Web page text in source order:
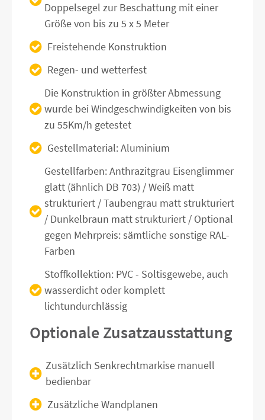
Doppelsegel zur Beschattung mit einer
Größe von bis zu 5 x 5 Meter
Freistehende Konstruktion
Regen- und wetterfest
Die Konstruktion in größter Abmessung
wurde bei Windgeschwindigkeiten von bis
zu 55Km/h getestet
Gestellmaterial: Aluminium
Gestellfarben: Anthrazitgrau Eisenglimmer
glatt (ähnlich DB 703) / Weiß matt
strukturiert / Taubengrau matt strukturiert
/ Dunkelbraun matt strukturiert / Optional
gegen Mehrpreis: sämtliche sonstige RAL-
Farben
Stoffkollektion: PVC - Soltisgewebe, auch
wasserdicht oder komplett
lichtundurchlässig
Optionale Zusatzausstattung
Zusätzlich Senkrechtmarkise manuell
bedienbar
Zusätzliche Wandplanen